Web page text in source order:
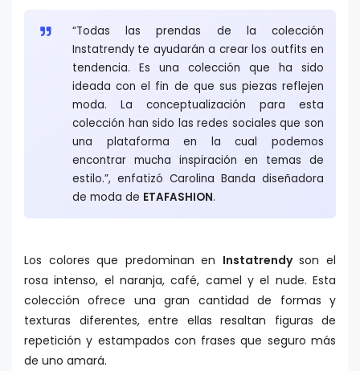
“Todas las prendas de la colección
Instatrendy te ayudarán a crear los outfits en
tendencia. Es una colección que ha sido
ideada con el fin de que sus piezas reflejen
moda. La conceptualización para esta
colección han sido las redes sociales que son
una plataforma en la cual podemos
encontrar mucha inspiración en temas de
estilo.”, enfatizó Carolina Banda diseñadora
de moda de ETAFASHION.
Los colores que predominan en Instatrendyson el
rosa intenso, el naranja, café, camel y el nude. Esta
colección ofrece una gran cantidad de formas y
texturas diferentes, entre ellas resaltan figuras de
repetición y estampados con frases que seguro más
de uno amará.